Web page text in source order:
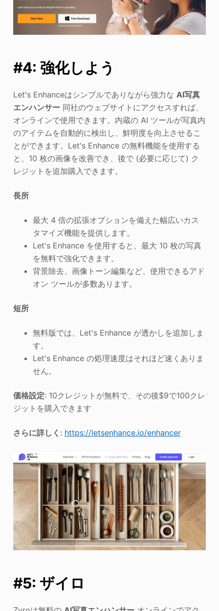
#4: 強化しよう
Let's Enhanceはシンプルでありながら強力な AI写真
エンハンサー同社のウェブサイトにアクセスすれば、
オンラインで使用できます。内蔵の AI ツールが写真内
のアイテムを自動的に検出し、鮮明度を向上させるこ
とができます。Let's Enhance の無料機能を使用する
と、10 枚の画像を改善でき、後で (必要に応じて) ク
レジットを追加購入できます。
長所
最大 4 倍の拡張オプションを備えた幅広いカス
タマイズ機能を提供します。
Let's Enhance を使用すると、最大 10 枚の写真
を無料で強化できます。
背景除去、画像トーン編集など、使用できるアド
オン ツールが多数あります。
短所
無料版では、Let's Enhance が透かしを追加しま
す。
Let's Enhance の処理速度はそれほど速くありま
せん。
価格設定: 10クレジットが無料で、その後$9で100クレ
ジットを購入できます
さらに詳しく : https://letsenhance.io/enhancer
#5: ザイロ